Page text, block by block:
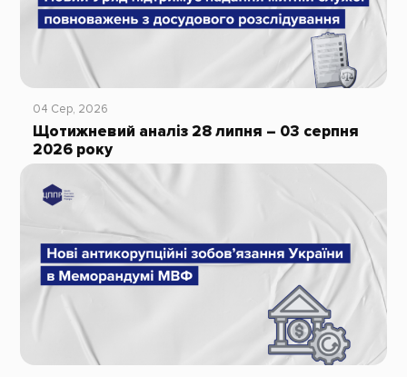
04 Сер, 2026
Щотижневий аналіз 28 липня – 03 серпня
2026 року